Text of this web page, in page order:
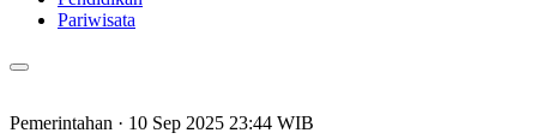
Pariwisata
Pemerintahan · 10 Sep 2025 23:44 WIB